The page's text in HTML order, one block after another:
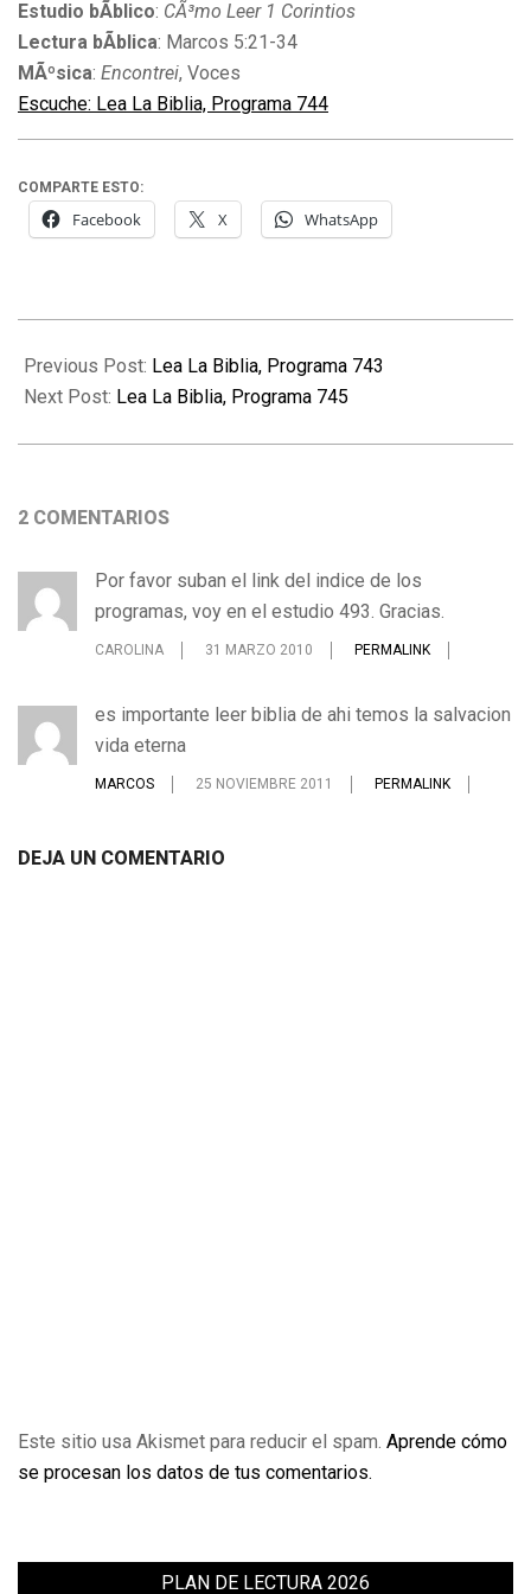
Estudio bÃ­blico: CÃ³mo Leer 1 Corintios
Lectura bÃ­blica: Marcos 5:21-34
MÃºsica: Encontrei, Voces
Escuche: Lea La Biblia, Programa 744
COMPARTE ESTO:
Facebook X WhatsApp
12-
23
Previous Post: Lea La Biblia, Programa 743
Next Post: Lea La Biblia, Programa 745
2 COMENTARIOS
Por favor suban el link del indice de los
programas, voy en el estudio 493. Gracias.
CAROLINA 31 MARZO 2010 PERMALINK
es importante leer biblia de ahi temos la salvacion
vida eterna
MARCOS 25 NOVIEMBRE 2011 PERMALINK
DEJA UN COMENTARIO
Este sitio usa Akismet para reducir el spam. Aprende cómo
se procesan los datos de tus comentarios.
PLAN DE LECTURA 2026